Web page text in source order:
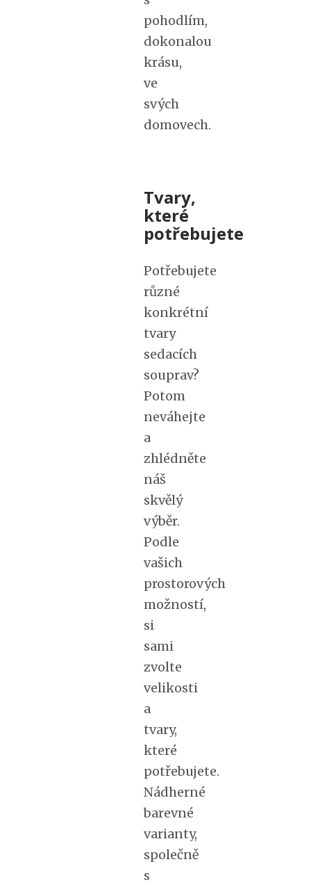
pohodlím,
dokonalou
krásu,
ve
svých
domovech.
Tvary,
které
potřebujete
Potřebujete
různé
konkrétní
tvary
sedacích
souprav?
Potom
neváhejte
a
zhlédněte
náš
skvělý
výběr.
Podle
vašich
prostorových
možností,
si
sami
zvolte
velikosti
a
tvary,
které
potřebujete.
Nádherné
barevné
varianty,
společně
s